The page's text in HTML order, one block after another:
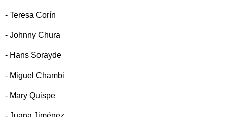
- Teresa Corín
- Johnny Chura
- Hans Sorayde
- Miguel Chambi
- Mary Quispe